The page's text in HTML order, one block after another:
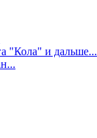
"Кола" и дальше...